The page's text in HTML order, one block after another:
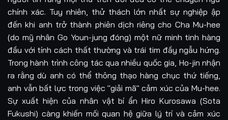
chính xác. Tuy nhiên, thử thách lớn nhất sự nghiệp ập
đến khi anh trở thành phiên dịch riêng cho Cha Mu-hee
(do mỹ nhân Go Youn-jung đóng) một nữ minh tinh hàng
đầu với tính cách thất thường và trái tim đầy ngẫu hứng.
Trong hành trình công tác qua nhiều quốc gia, Ho-jin nhận
ra rằng dù anh có thể thông thạo hàng chục thứ tiếng,
anh vẫn bất lực trong việc "giải mã" cảm xúc của Mu-hee.
Sự xuất hiện của nhân vật bí ẩn Hiro Kurosawa (Sota
Fukushi) càng khiến mối quan hệ giữa lý trí và cảm xúc